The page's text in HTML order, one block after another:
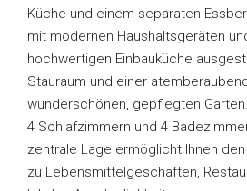
Küche und einem separaten
mit modernen Haushaltsgeräten
hochwertigen Einbauküche
Stauraum und einer
wunderschönen, gepflegten
4 Schlafzimmern und 4
zentrale Lage ermöglicht Ihnen
zu Lebensmittelgeschäften,